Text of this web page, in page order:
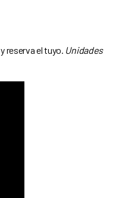
y reserva el tuyo. Unidades